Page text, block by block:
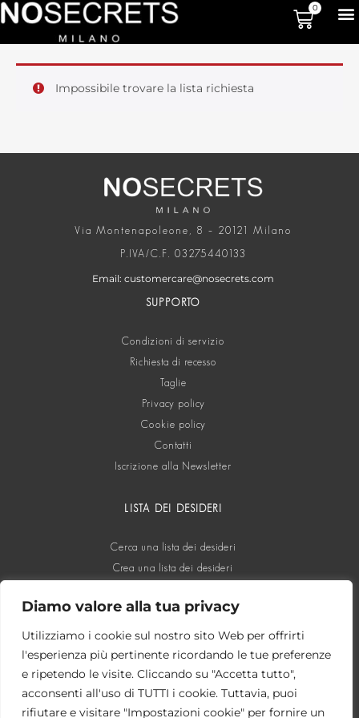
Diamo valore alla tua privacy
Utilizziamo i cookie sul nostro sito Web per offrirti
l'esperienza più pertinente ricordando le tue preferenze
e ripetendo le visite. Cliccando su "Accetta tutto",
acconsenti all'uso di TUTTI i cookie. Tuttavia, puoi
rifiutare e visitare "Impostazioni cookie" per fornire un
0
Impossibile trovare la lista richiesta
Via Montenapoleone, 8 – 20121 Milano
P.IVA/C.F. 03275440133
Email: customercare@nosecrets.com
SUPPORTO
Condizioni di servizio
Richiesta di recesso
Taglie
Privacy policy
Cookie policy
Contatti
Iscrizione alla Newsletter
LISTA DEI DESIDERI
Cerca una lista dei desideri
Crea una lista dei desideri
SOCIAL